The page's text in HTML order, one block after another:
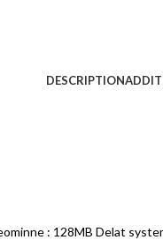
DESCRIPTION
: 128MB Delat